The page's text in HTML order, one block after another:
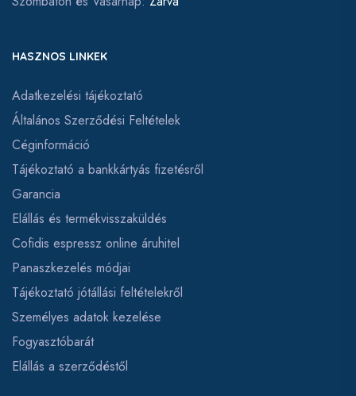
HASZNOS LINKEK
Adatkezelési tájékoztató
Általános Szerződési Feltételek
Céginformáció
Tájékoztató a bankkártyás fizetésről
Garancia
Elállás és termékvisszaküldés
Cofidis espressz online áruhitel
Panaszkezelés módjai
Tájékoztató jótállási feltételekről
Személyes adatok kezelése
Fogyasztóbarát
Elállás a szerződéstől